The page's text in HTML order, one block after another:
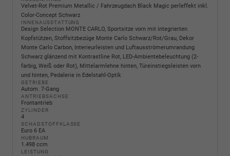
Velvet-Rot Premium Metallic / Fahrzeugdach Black Magic perleffekt inkl.
Color-Concept Schwarz
INNENAUSSTATTUNG
Design Selection MONTE CARLO, Sportsitze vorn mit integrierten
Kopfstützen, Stoffsitzbezüge Monte Carlo Schwarz/Rot/Grau, Dekor
Monte Carlo Carbon, Interieurleisten und Luftausströmerumrandung
Schwarz glänzend mit Kontrastline Rot, LED-Ambientebeleuchtung (2-
farbig, Weiß oder Rot), Mittelarmlehne hinten, Türeinstiegsleisten vorn
und hinten, Pedalerie in Edelstahl-Optik
GETRIEBE
Autom. 7-Gang
ANTRIEBSACHSE
Frontantrieb
ZYLINDER
4
SCHADSTOFFKLASSE
Euro 6 EA
HUBRAUM
1.498 ccm
LEISTUNG